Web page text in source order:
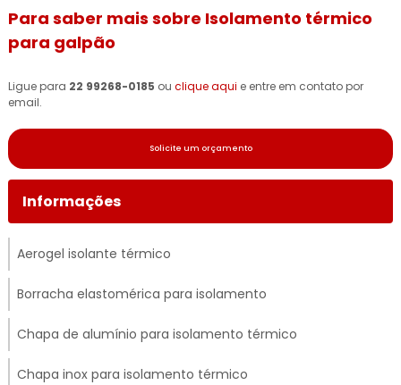
Para saber mais sobre Isolamento térmico
para galpão
Ligue para 22 99268-0185 ou clique aqui e entre em contato por
email.
Solicite um orçamento
Informações
Aerogel isolante térmico
Borracha elastomérica para isolamento
Chapa de alumínio para isolamento térmico
Chapa inox para isolamento térmico